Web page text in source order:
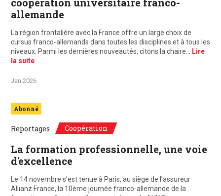
allemande
La région frontalière avec la France offre un large choix de
cursus franco-allemands dans toutes les disciplines et à tous les
niveaux. Parmi les dernières nouveautés, citons la chaire…
Lire
la suite
Jan 2026
Abonné
Reportages Coopération
La formation professionnelle, une voie
d'excellence
Le 14 novembre s’est tenue à Paris, au siège de l’assureur
Allianz France, la 10ème journée franco-allemande de la